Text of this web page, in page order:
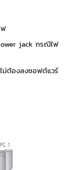
jack กรณีไฟ
ม่ต้องลงซอฟต์แวร์